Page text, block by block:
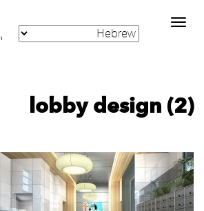
Toggle
navigation
lobby design (2)